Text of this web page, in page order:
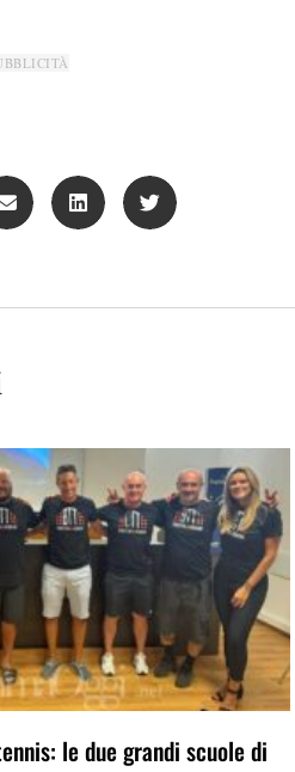
le due grandi scuole di